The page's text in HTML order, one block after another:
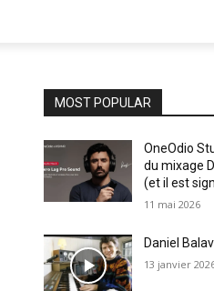
MOST POPULAR
OneOdio
du mixage
(et il est
11 mai 2026
Daniel
13 janvier